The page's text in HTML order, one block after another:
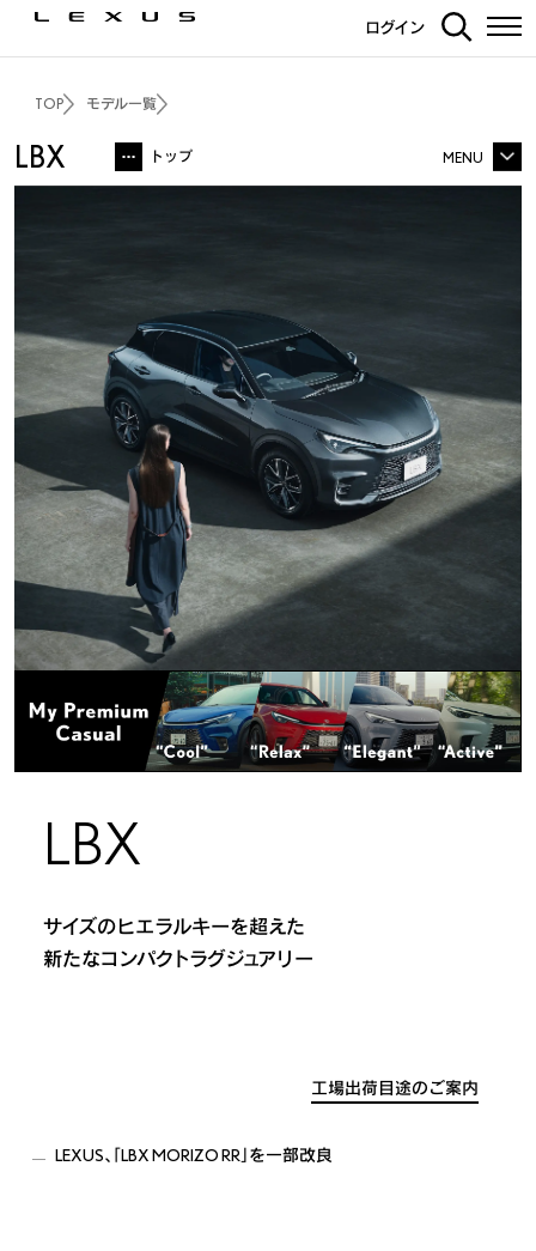
ログイン
TOP モデル一覧
トップ
走行性能
デザイン
ラインアップ
安全装備
ギャラリー
LBX MENU
価格・パッケージ
エクステリア
インテリア
走行性能
“Bespoke Build”
安全装備
カーライフサポート
カーナビ・その他装備
ディーラーオプション
ギャラリー
プレスリリース
FAQ
LBX My Premium Casual
LBX MORIZO RR TOP
機能・装備
ディーラーオプション
“Bespoke Build”
LBX カタログ/取扱説明書
価格表
LBX
サイズのヒエラルキーを超えた
新たなコンパクトラグジュアリー
工場出荷目途のご案内
LEXUS、「LBX MORIZO RR」を一部改良